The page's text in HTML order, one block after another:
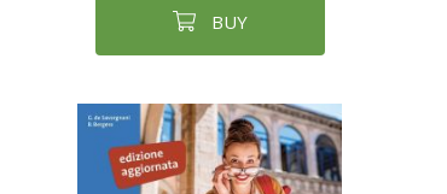
BUY